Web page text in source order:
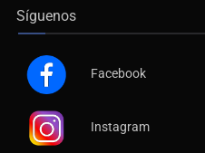
Síguenos
Facebook
Instagram